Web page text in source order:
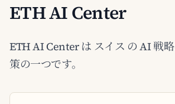
ETH AI Center
ETH AI Center は スイス の AI 戦
策の一つです。